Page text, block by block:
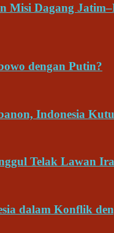
Misi Dagang
dengan Putin?
Indonesia
Telak Lawan
dalam Konflik